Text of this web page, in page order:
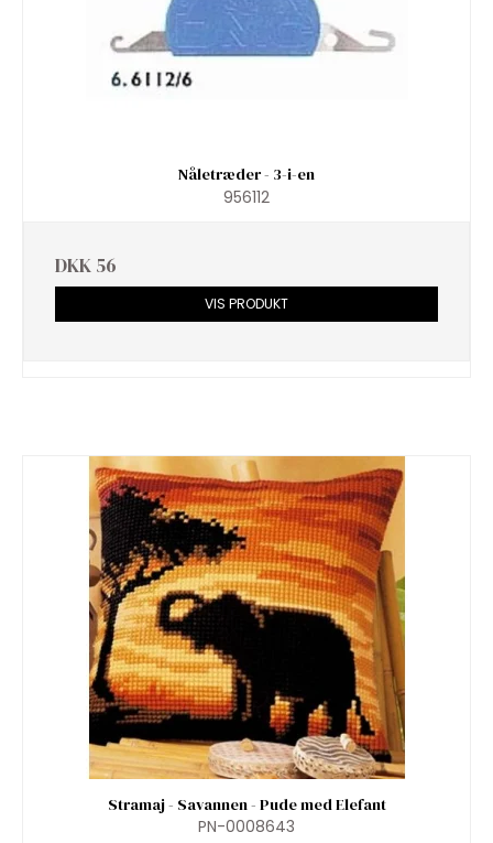
Nåletræder - 3-i-en
956112
DKK 56
VIS PRODUKT
Stramaj - Savannen - Pude med Elefant
PN-0008643